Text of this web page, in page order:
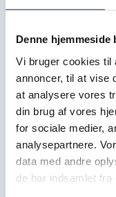
Denne hjemmeside
Vi bruger cookies til
annoncer, til at vise
at analysere vores
din brug af vores
for sociale medier,
analysepartnere.
data med andre
de har indsamlet fra